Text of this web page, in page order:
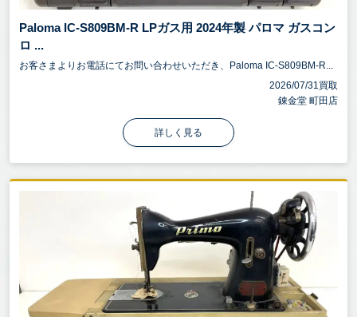
Paloma IC-S809BM-R LPガス用 2024年製 パロマ ガスコン
ロ ...
お客さまよりお電話にてお問い合わせいただき、Paloma IC-S809BM-R...
2026/07/31買取
錬金堂 町田店
詳しく見る